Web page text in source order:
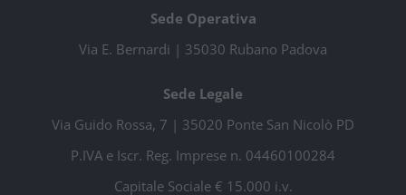
Sede Operativa
Via E. Bernardi | 35030 Rubano Padova
Sede Legale
Via Guido Rossa, 7 | 35020 Ponte San Nicolò PD
P.IVA e Iscr. Reg. Imprese n. 04460100284
Capitale Sociale € 15.000 i.v.